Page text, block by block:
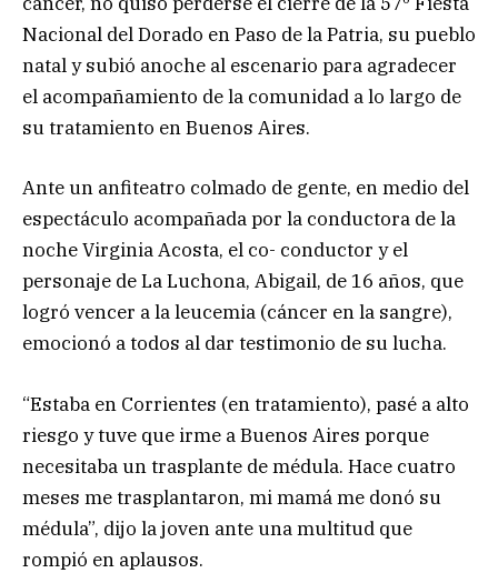
Nacional del Dorado en Paso de la Patria, su pueblo
natal y subió anoche al escenario para agradecer
el acompañamiento de la comunidad a lo largo de
su tratamiento en Buenos Aires.
Ante un anfiteatro colmado de gente, en medio del
espectáculo acompañada por la conductora de la
noche Virginia Acosta, el co- conductor y el
personaje de La Luchona, Abigail, de 16 años, que
logró vencer a la leucemia (cáncer en la sangre),
emocionó a todos al dar testimonio de su lucha.
“Estaba en Corrientes (en tratamiento), pasé a alto
riesgo y tuve que irme a Buenos Aires porque
necesitaba un trasplante de médula. Hace cuatro
meses me trasplantaron, mi mamá me donó su
médula”, dijo la joven ante una multitud que
rompió en aplausos.